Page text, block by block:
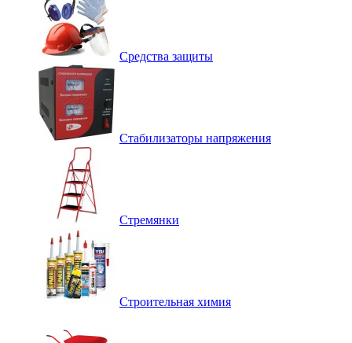
Средства защиты
Стабилизаторы напряжения
Стремянки
Строительная химия